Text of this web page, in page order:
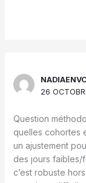
26
Question
quelles cohortes
un ajustement
des jours faibles/
c’est robuste